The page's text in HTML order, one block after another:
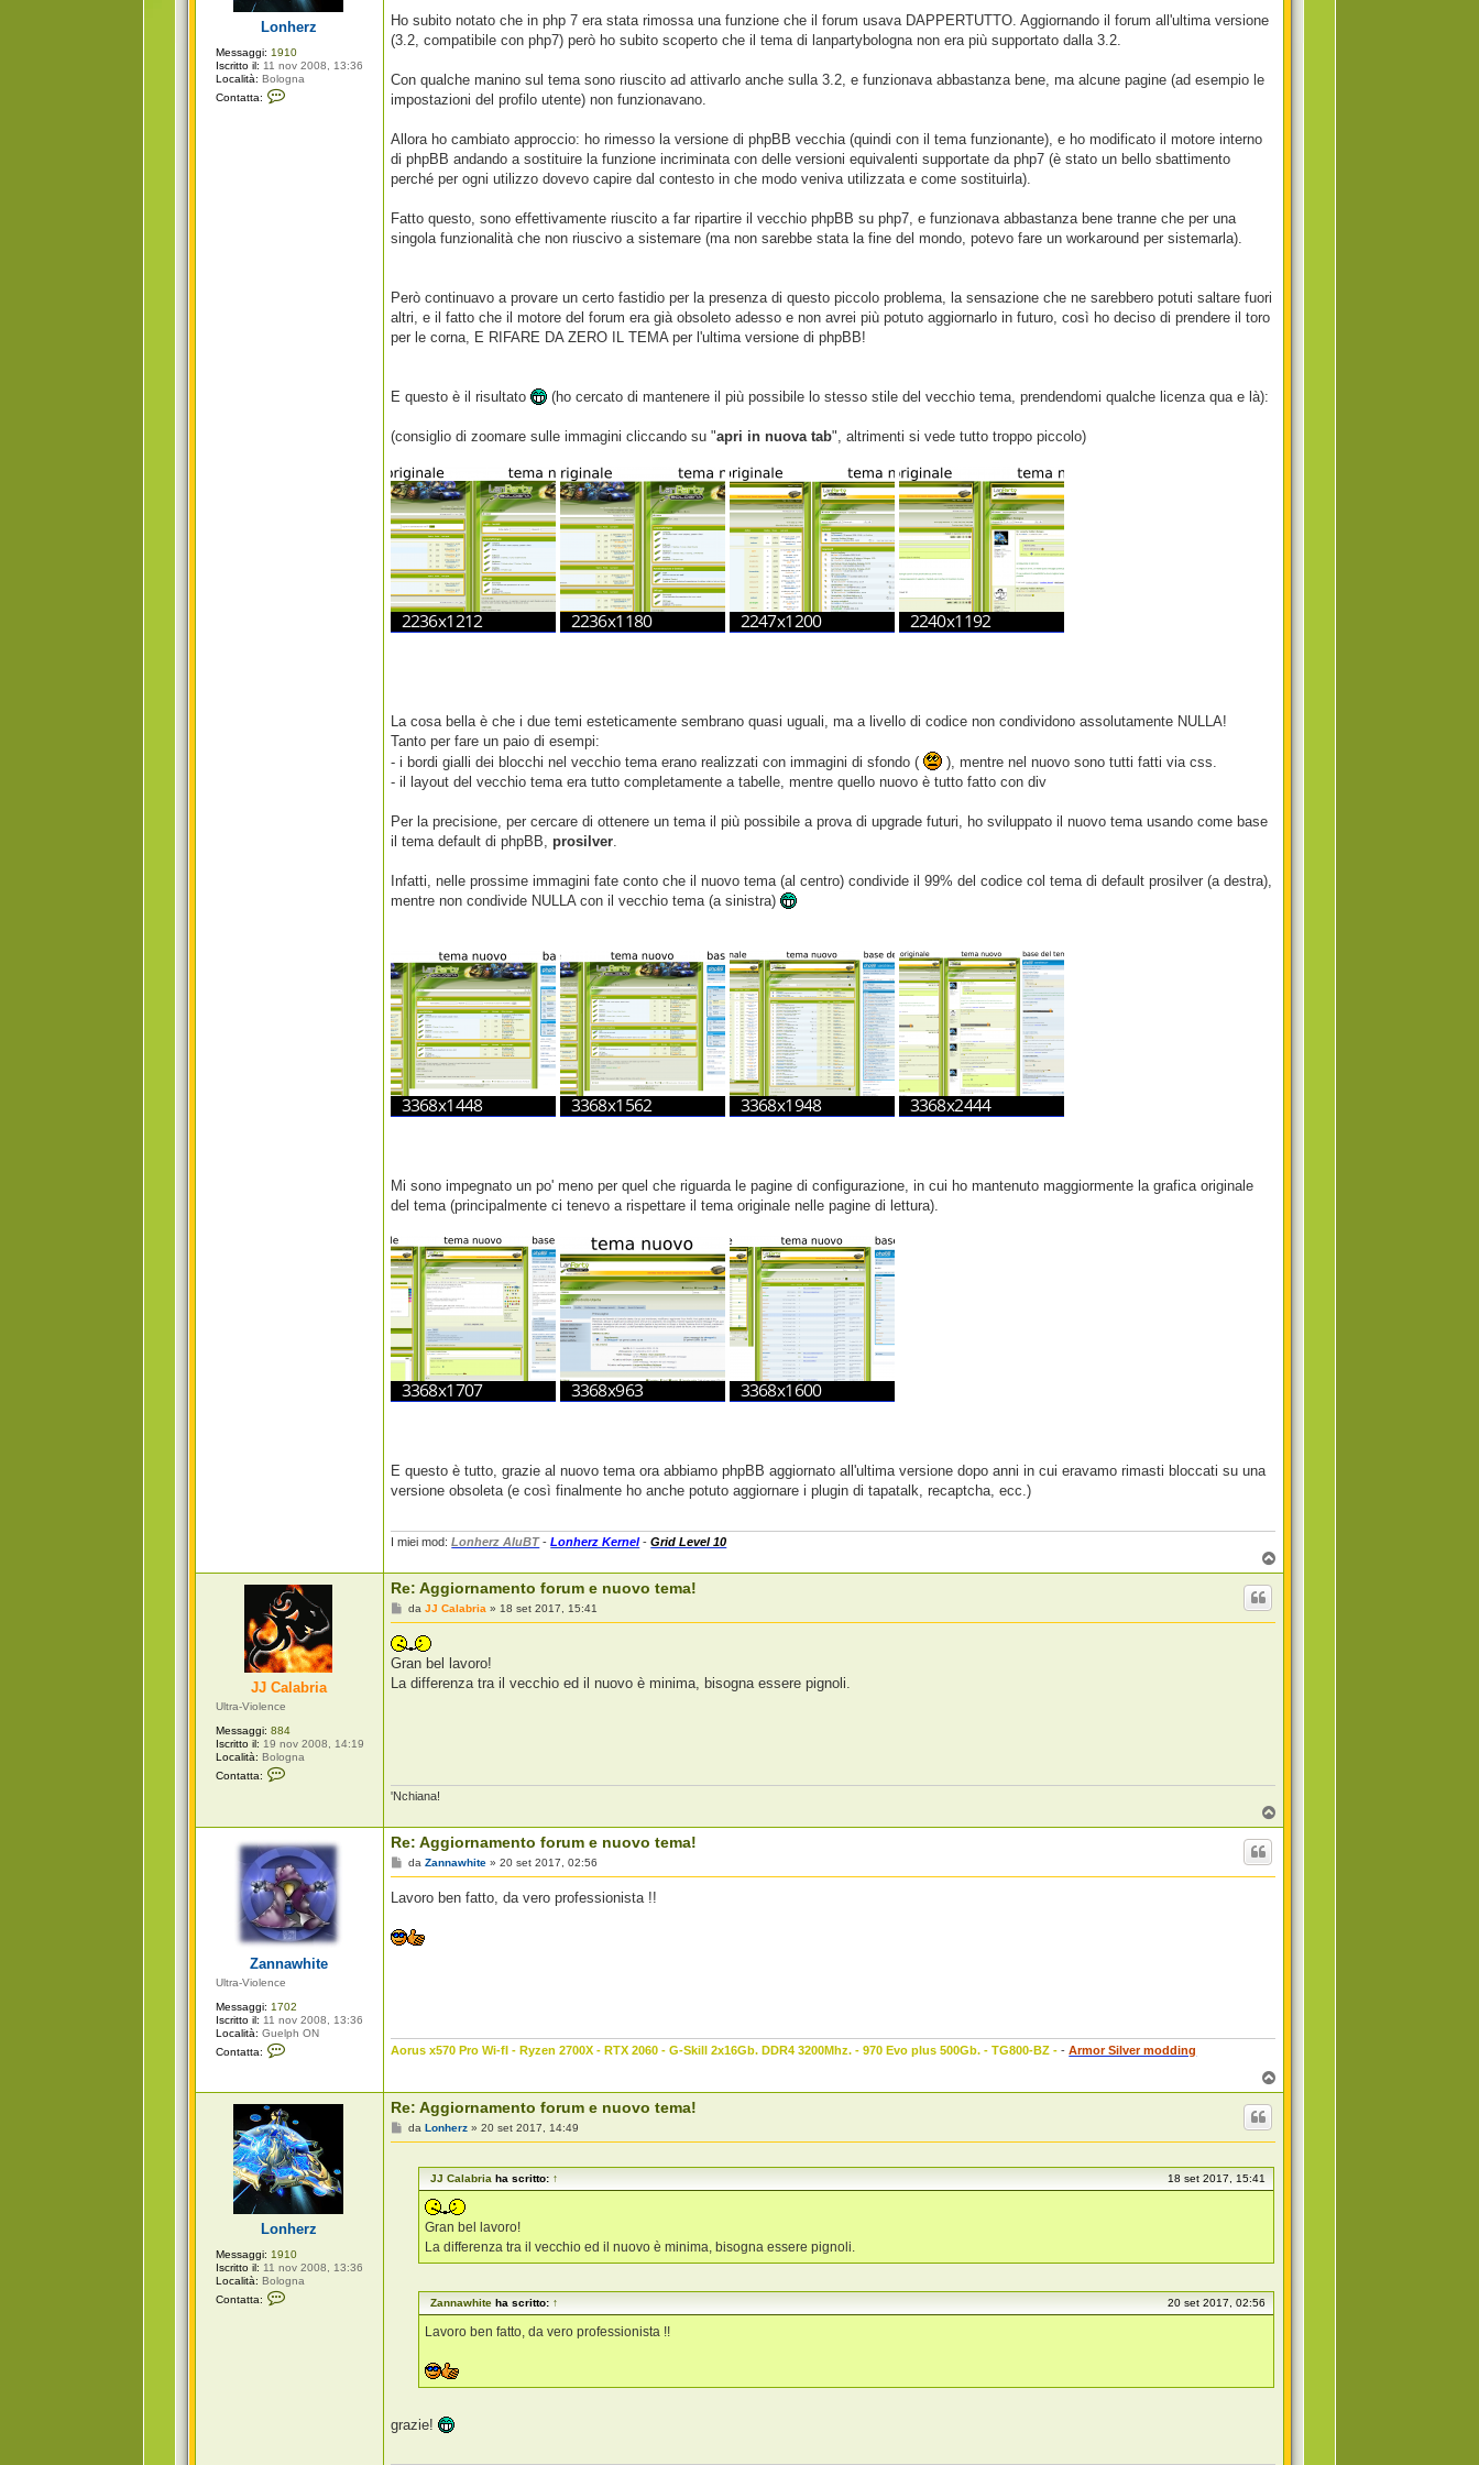
Lonherz
Messaggi: 1910
Iscritto il: 11 nov 2008, 13:36
Località: Bologna
Contatta:
i
Ho subito notato che in php 7 era stata rimossa una funzione che il forum usava DAPPERTUTTO. Aggiornando il forum all'ultima versione
(3.2, compatibile con php7) però ho subito scoperto che il tema di lanpartybologna non era più supportato dalla 3.2.
Con qualche manino sul tema sono riuscito ad attivarlo anche sulla 3.2, e funzionava abbastanza bene, ma alcune pagine (ad esempio le
impostazioni del profilo utente) non funzionavano.
Allora ho cambiato approccio: ho rimesso la versione di phpBB vecchia (quindi con il tema funzionante), e ho modificato il motore interno
di phpBB andando a sostituire la funzione incriminata con delle versioni equivalenti supportate da php7 (è stato un bello sbattimento
perché per ogni utilizzo dovevo capire dal contesto in che modo veniva utilizzata e come sostituirla).
Fatto questo, sono effettivamente riuscito a far ripartire il vecchio phpBB su php7, e funzionava abbastanza bene tranne che per una
singola funzionalità che non riuscivo a sistemare (ma non sarebbe stata la fine del mondo, potevo fare un workaround per sistemarla).
Però continuavo a provare un certo fastidio per la presenza di questo piccolo problema, la sensazione che ne sarebbero potuti saltare fuori
altri, e il fatto che il motore del forum era già obsoleto adesso e non avrei più potuto aggiornarlo in futuro, così ho deciso di prendere il toro
per le corna, E RIFARE DA ZERO IL TEMA per l'ultima versione di phpBB!
E questo è il risultato (ho cercato di mantenere il più possibile lo stesso stile del vecchio tema, prendendomi qualche licenza qua e là):
(consiglio di zoomare sulle immagini cliccando su "apri in nuova tab", altrimenti si vede tutto troppo piccolo)
La cosa bella è che i due temi esteticamente sembrano quasi uguali, ma a livello di codice non condividono assolutamente NULLA!
Tanto per fare un paio di esempi:
- i bordi gialli dei blocchi nel vecchio tema erano realizzati con immagini di sfondo (
), mentre nel nuovo sono tutti fatti via css.
- il layout del vecchio tema era tutto completamente a tabelle, mentre quello nuovo è tutto fatto con div
Per la precisione, per cercare di ottenere un tema il più possibile a prova di upgrade futuri, ho sviluppato il nuovo tema usando come base
il tema default di phpBB,prosilver.
Infatti, nelle prossime immagini fate conto che il nuovo tema (al centro) condivide il 99% del codice col tema di default prosilver (a destra),
mentre non condivide NULLA con il vecchio tema (a sinistra)
Mi sono impegnato un po' meno per quel che riguarda le pagine di configurazione, in cui ho mantenuto maggiormente la grafica originale
del tema (principalmente ci tenevo a rispettare il tema originale nelle pagine di lettura).
E questo è tutto, grazie al nuovo tema ora abbiamo phpBB aggiornato all'ultima versione dopo anni in cui eravamo rimasti bloccati su una
versione obsoleta (e così finalmente ho anche potuto aggiornare i plugin di tapatalk, recaptcha, ecc.)
I miei mod:Lonherz AluBT-Lonherz Kernel-Grid Level 10
o
JJ Calabria
Ultra-Violence
Messaggi: 884
Iscritto il: 19 nov 2008, 14:19
Località: Bologna
Contatta:
t
a
J
J
C
a
l
a
r
Re: Aggiornamento forum e nuovo tema!
M
e
s
a
g
daJJ Calabria » 18 set 2017, 15:41
Gran bel lavoro!
La differenza tra il vecchio ed il nuovo è minima, bisogna essere pignoli.
'Nchiana!
o
Zannawhite
Ultra-Violence
Messaggi: 1702
Iscritto il: 11 nov 2008, 13:36
Località: Guelph ON
Contatta:
t
t
a
Z
a
n
n
a
w
h
t
e
Re: Aggiornamento forum e nuovo tema!
M
e
s
g
daZannawhite »20 set 2017, 02:56
Lavoro ben fatto, da vero professionista !!
Aorus x570 Pro Wi-fI - Ryzen 2700X - RTX 2060 - G-Skill 2x16Gb. DDR4 3200Mhz. - 970 Evo plus 500Gb. - TG800-BZ - -Armor Silver modding
o
Lonherz
Messaggi: 1910
Iscritto il: 11 nov 2008, 13:36
Località: Bologna
Contatta:
Re: Aggiornamento forum e nuovo tema!
M
e
daLonherz »20 set 2017, 14:49
JJ Calabria ha scritto: ↑ 18 set 2017, 15:41
Gran bel lavoro!
La differenza tra il vecchio ed il nuovo è minima, bisogna essere pignoli.
Zannawhite ha scritto: ↑ 20 set 2017, 02:56
Lavoro ben fatto, da vero professionista !!
grazie!